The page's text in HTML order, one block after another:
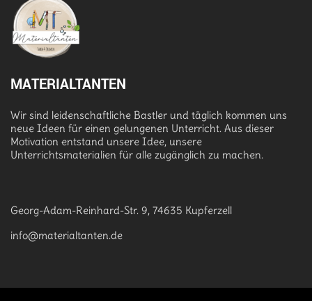
MATERIALTANTEN
Wir sind leidenschaftliche Bastler und täglich kommen uns
neue Ideen für einen gelungenen Unterricht. Aus dieser
Motivation entstand unsere Idee, unsere
Unterrichtsmaterialien für alle zugänglich zu machen.
Georg-Adam-Reinhard-Str. 9, 74635 Kupferzell
info@materialtanten.de